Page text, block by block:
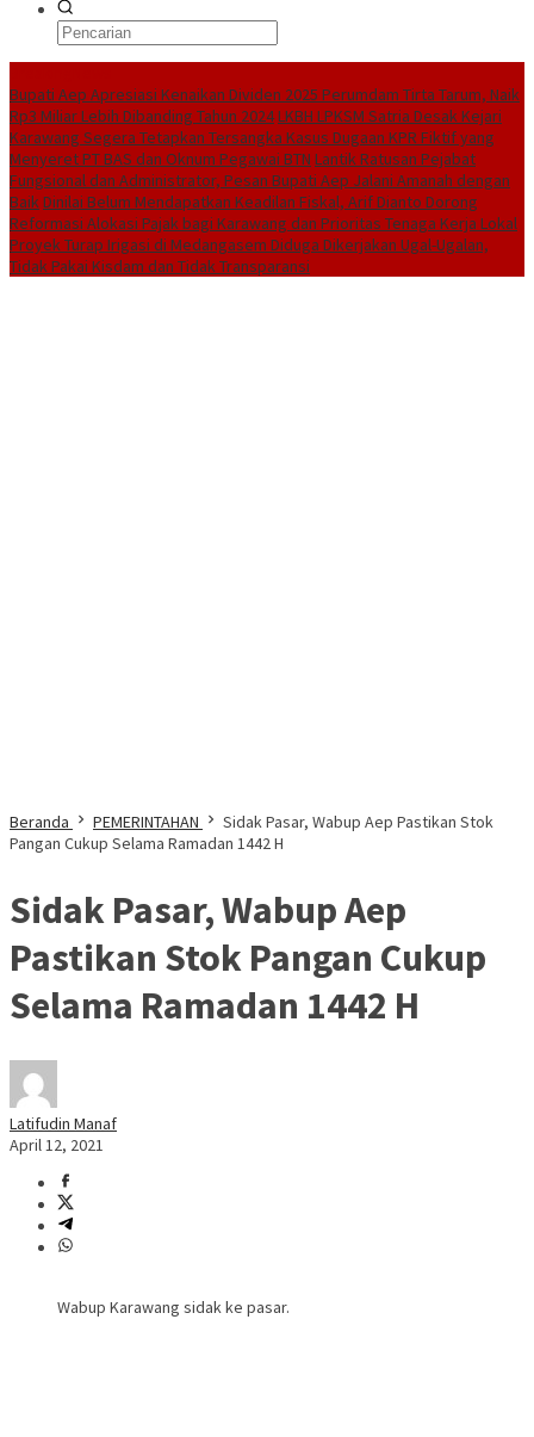
Bupati Aep Apresiasi Kenaikan Dividen 2025 Perumdam Tirta Tarum, Naik
Rp3 Miliar Lebih Dibanding Tahun 2024LKBH LPKSM Satria Desak Kejari
Karawang Segera Tetapkan Tersangka Kasus Dugaan KPR Fiktif yang
Menyeret PT BAS dan Oknum Pegawai BTN Lantik Ratusan Pejabat
Fungsional dan Administrator, Pesan Bupati Aep Jalani Amanah dengan
BaikDinilai Belum Mendapatkan Keadilan Fiskal, Arif Dianto Dorong
Reformasi Alokasi Pajak bagi Karawang dan Prioritas Tenaga Kerja Lokal
Proyek Turap Irigasi di Medangasem Diduga Dikerjakan Ugal-Ugalan,
Tidak Pakai Kisdam dan Tidak Transparansi
Beranda PEMERINTAHAN
Sidak Pasar, Wabup Aep Pastikan Stok
Pangan Cukup Selama Ramadan 1442 H
Sidak Pasar, Wabup Aep
Pastikan Stok Pangan Cukup
Selama Ramadan 1442 H
Latifudin Manaf
April 12, 2021
Wabup Karawang sidak ke pasar.